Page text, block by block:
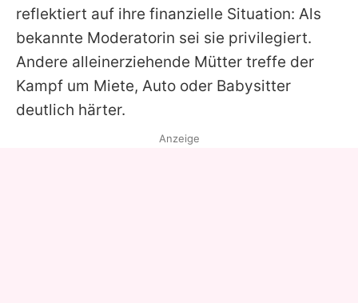
reflektiert auf ihre finanzielle Situation: Als
bekannte Moderatorin sei sie privilegiert.
Andere alleinerziehende Mütter treffe der
Kampf um Miete, Auto oder Babysitter
deutlich härter.
Anzeige